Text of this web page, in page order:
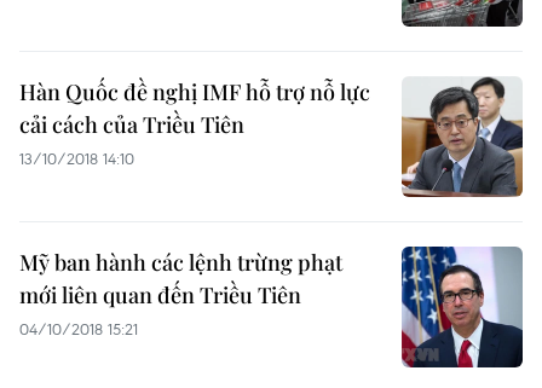
Hàn Quốc đề nghị IMF hỗ trợ nỗ lực
cải cách của Triều Tiên
13/10/2018 14:10
Mỹ ban hành các lệnh trừng phạt
mới liên quan đến Triều Tiên
04/10/2018 15:21